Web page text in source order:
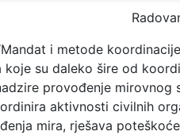
i metode
su daleko šire od
provođenje mirovnog
aktivnosti civilnih
mira, rješava